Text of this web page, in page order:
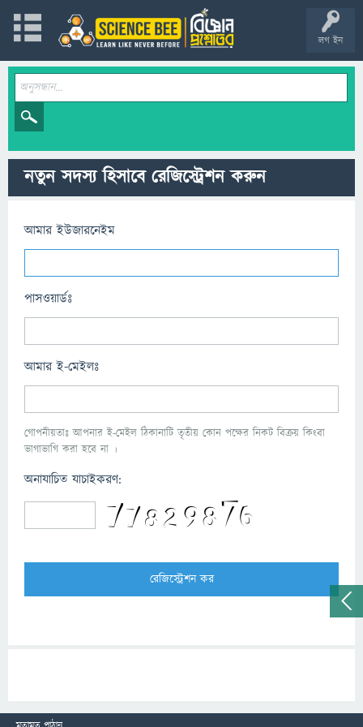
লগ ইন
নতুন সদস্য হিসাবে রেজিস্ট্রেশন করুন
আমার ইউজারনেইম
পাসওয়ার্ডঃ
আমার ই-মেইলঃ
গোপনীয়তাঃ আপনার ই-মেইল ঠিকানাটি তৃতীয় কোন পক্ষের নিকট বিক্রয় কিংবা
ভাগাভাগি করা হবে না ।
অনাযাচিত যাচাইকরণ: